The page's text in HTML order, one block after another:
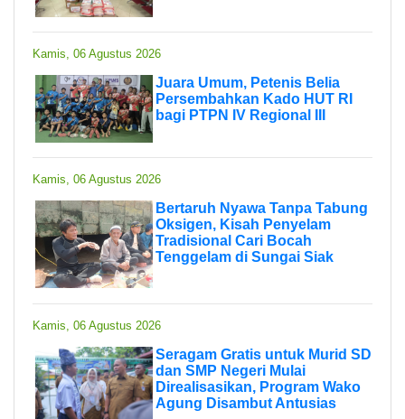
Kamis, 06 Agustus 2026
Juara Umum, Petenis Belia
Persembahkan Kado HUT RI
bagi PTPN IV Regional III
Kamis, 06 Agustus 2026
Bertaruh Nyawa Tanpa Tabung
Oksigen, Kisah Penyelam
Tradisional Cari Bocah
Tenggelam di Sungai Siak
Kamis, 06 Agustus 2026
Seragam Gratis untuk Murid SD
dan SMP Negeri Mulai
Direalisasikan, Program Wako
Agung Disambut Antusias